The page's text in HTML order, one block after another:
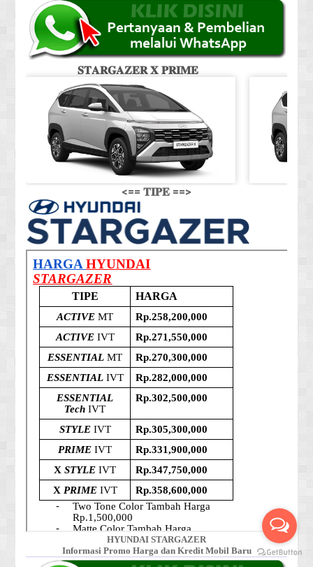
𝐒𝐓𝐀𝐑𝐆𝐀𝐙𝐄𝐑 𝐗 𝐏𝐑𝐈𝐌𝐄
<== 𝐓𝐈𝐏𝐄 ==>
HYUNDAI STARGAZER
Informasi Promo Harga dan Kredit Mobil Baru